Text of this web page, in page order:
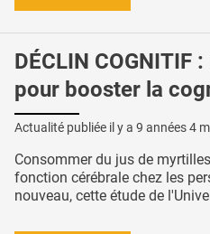
DÉCLIN COGNITIF
pour booster la
Actualité publiée il y a 9 années 4
Consommer du jus de
fonction cérébrale chez les
nouveau, cette étude de